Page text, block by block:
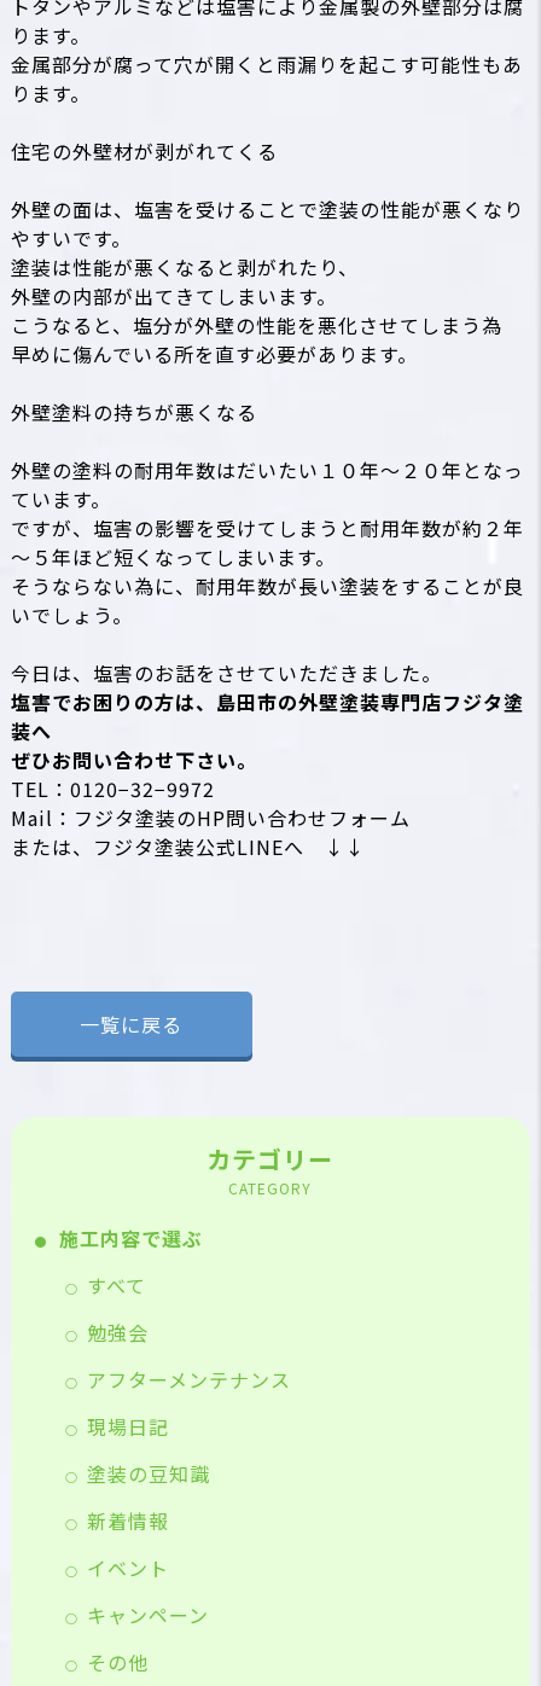
トタンやアルミなどは塩害により金属製の外壁部分は腐
ります。
金属部分が腐って穴が開くと雨漏りを起こす可能性もあ
ります。
住宅の外壁材が剥がれてくる
外壁の面は、 塩害を受けることで塗装の性能が悪くなり
やすいです。
塗装は性能が悪くなると剥がれたり、
外壁の内部が出てきてしまいます。
こうなると、 塩分が外壁の性能を悪化させてしまう為
早めに傷んでいる所を直す必要があります。
外壁塗料の持ちが悪くなる
外壁の塗料の耐用年数はだいたい１０年～２０年となっ
ています。
ですが、 塩害の影響を受けてしまうと耐用年数が約２年
～５年ほど短くなってしまいます。
そうならない為に、耐用年数が長い塗装をすることが良
いでしょう。
今日は、 塩害のお話をさせていただきました。
塩害でお困りの方は、島田市の外壁塗装専門店フジタ塗
装へ
ぜひお問い合わせ下さい。
TEL：0120−32−9972
Mail：フジタ塗装のHP問い合わせフォーム
または、フジタ塗装公式LINEへ ↓↓
一覧に戻る
カテゴリー
CATEGORY
施工内容で選ぶ
すべて
勉強会
アフターメンテナンス
現場日記
塗装の豆知識
新着情報
イベント
キャンペーン
その他